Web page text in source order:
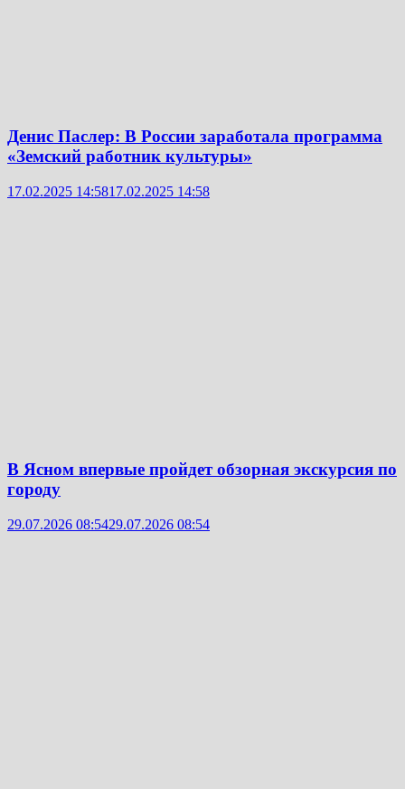
Денис Паслер: В России заработала программа
«Земский работник культуры»
17.02.2025 14:5817.02.2025 14:58
В Ясном впервые пройдет обзорная экскурсия по
городу
29.07.2026 08:5429.07.2026 08:54